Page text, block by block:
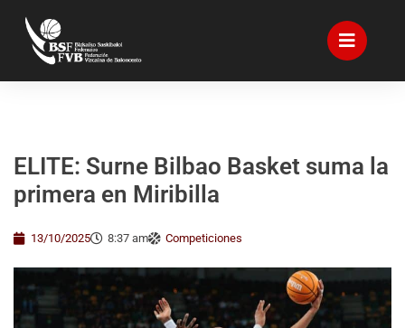
ELITE: Surne Bilbao Basket suma la
primera en Miribilla
13/10/2025 8:37 am Competiciones